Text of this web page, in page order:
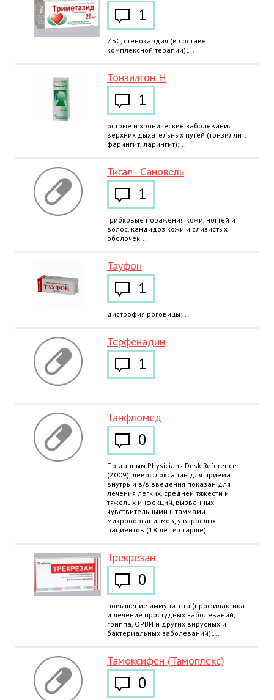
1
ИБС, стенокардия (в составе
комплексной терапии);...
Тонзилгон Н
1
острые и хронические заболевания
верхних дыхательных путей (тонзиллит,
фарингит, ларингит);...
Тигал–Сановель
1
Грибковые поражения кожи, ногтей и
волос, кандидоз кожи и слизистых
оболочек...
Тауфон
1
дистрофия роговицы;...
Терфенадин
1
...
Танфломед
0
По данным Physicians Desk Reference
(2009), левофлоксацин для приема
внутрь и в/в введения показан для
лечения легких, средней тяжести и
тяжелых инфекций, вызванных
чувствительными штаммами
микрооорганизмов, у взрослых
пациентов (18 лет и старше)...
Трекрезан
0
повышение иммунитета (профилактика
и лечение простудных заболеваний,
гриппа, ОРВИ и других вирусных и
бактериальных заболеваний);...
Тамоксифен (Тамоплекс)
0